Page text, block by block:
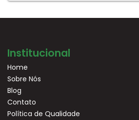
Institucional
Home
Sobre Nós
Blog
Contato
Política de Qualidade